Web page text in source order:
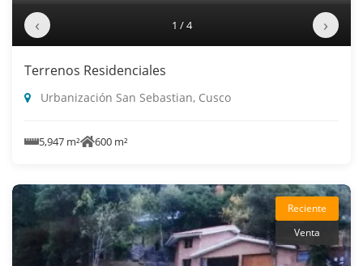
‹ 1 / 4 ›
Terrenos Residenciales
Urbanización San Sebastian, Cusco
5,947 m² 600 m²
Reciente
Venta